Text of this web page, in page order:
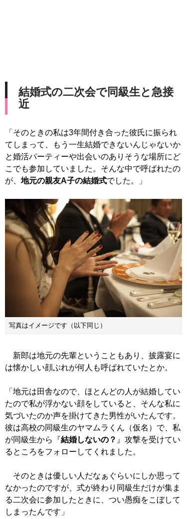
結婚式の二次会で同級生と急接
近
「そのときの私は3年間付き合った彼氏に振られ
てしまって、もう一生結婚できないんじゃないか
と婚活パーティーや出会いのありそうな場所にど
こでも参加していました。そんな中で呼ばれたの
が、 地元の親友A子の結婚式でした。」
写真はイメージです（以下同じ）
新郎は地元の先輩ということもあり、披露宴に
は懐かしい顔ぶれが何人も呼ばれていたとか。
「地元は田舎なので、ほとんどの人が結婚してい
たので私が浮かない顔をしていると、そんな私に
気づいたのか声を掛けてきた男性がいたんです。
彼は高校の同級生のヤマムラくん（仮名）で、私
が同級生から『結婚しないの？ 』攻撃を受けてい
るところをフォローしてくれました。
そのときは優しい人だなぁぐらいにしか思って
なかったのですが、式が終わり同級生だけが集ま
る二次会に参加したときに、つい愚痴をこぼして
しまったんです」